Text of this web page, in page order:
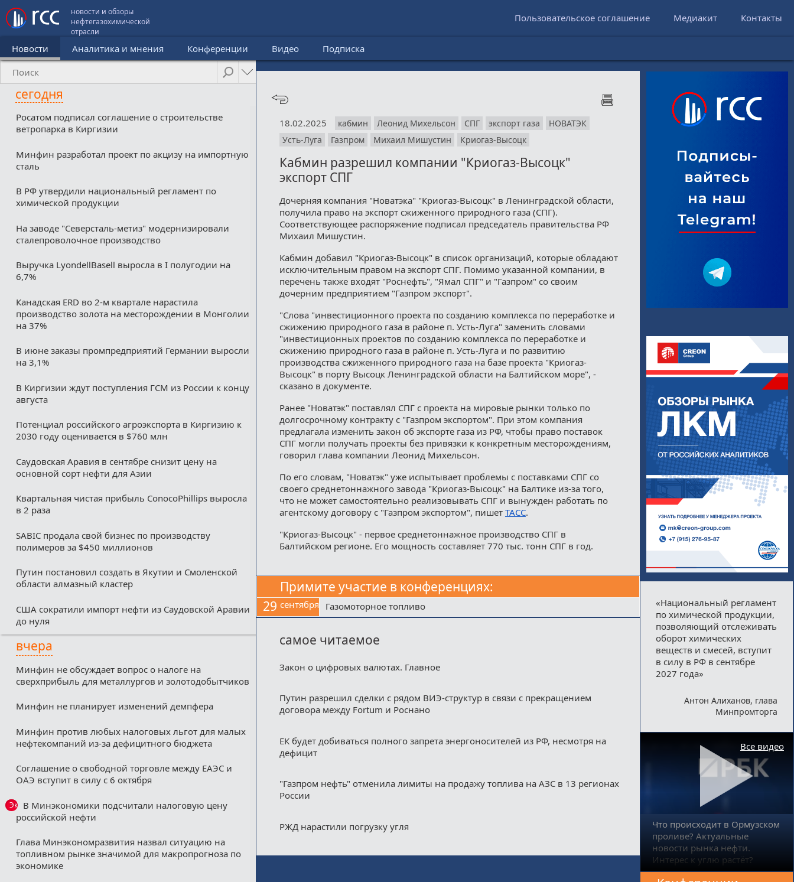
новости и обзоры
нефтегазохимической
отрасли
Пользовательское соглашение Медиакит Контакты
Новости Аналитика и мнения Конференции Видео Подписка
сегодня
Росатом подписал соглашение о строительстве
ветропарка в Киргизии
Минфин разработал проект по акцизу на импортную
сталь
В РФ утвердили национальный регламент по
химической продукции
На заводе "Северсталь-метиз" модернизировали
сталепроволочное производство
Выручка LyondellBasell выросла в I полугодии на
6,7%
Канадская ERD во 2-м квартале нарастила
производство золота на месторождении в Монголии
на 37%
В июне заказы промпредприятий Германии выросли
на 3,1%
В Киргизии ждут поступления ГСМ из России к концу
августа
Потенциал российского агроэкспорта в Киргизию к
2030 году оценивается в $760 млн
Саудовская Аравия в сентябре снизит цену на
основной сорт нефти для Азии
Квартальная чистая прибыль ConocoPhillips выросла
в 2 раза
SABIC продала свой бизнес по производству
полимеров за $450 миллионов
Путин постановил создать в Якутии и Смоленской
области алмазный кластер
США сократили импорт нефти из Саудовской Аравии
до нуля
вчера
Минфин не обсуждает вопрос о налоге на
сверхприбыль для металлургов и золотодобытчиков
Минфин не планирует изменений демпфера
Минфин против любых налоговых льгот для малых
нефтекомпаний из-за дефицитного бюджета
Соглашение о свободной торговле между ЕАЭС и
ОАЭ вступит в силу с 6 октября
Эксклюзив
В Минэкономики подсчитали налоговую цену
российской нефти
Глава Минэкономразвития назвал ситуацию на
топливном рынке значимой для макропрогноза по
экономике
18.02.2025 кабмин Леонид Михельсон СПГ экспорт газа
НОВАТЭК
Усть-Луга
Газпром Михаил Мишустин Криогаз-Высоцк
Кабмин разрешил компании "Криогаз-Высоцк"
экспорт СПГ
Дочерняя компания "Новатэка" "Криогаз-Высоцк" в Ленинградской области,
получила право на экспорт сжиженного природного газа (СПГ).
Соответствующее распоряжение подписал председатель правительства РФ
Михаил Мишустин.
Кабмин добавил "Криогаз-Высоцк" в список организаций, которые обладают
исключительным правом на экспорт СПГ. Помимо указанной компании, в
перечень также входят "Роснефть", "Ямал СПГ" и "Газпром" со своим
дочерним предприятием "Газпром экспорт".
"Слова "инвестиционного проекта по созданию комплекса по переработке и
сжижению природного газа в районе п. Усть-Луга" заменить словами
"инвестиционных проектов по созданию комплекса по переработке и
сжижению природного газа в районе п. Усть-Луга и по развитию
производства сжиженного природного газа на базе проекта "Криогаз-
Высоцк" в порту Высоцк Ленинградской области на Балтийском море", -
сказано в документе.
Ранее "Новатэк" поставлял СПГ с проекта на мировые рынки только по
долгосрочному контракту с "Газпром экспортом". При этом компания
предлагала изменить закон об экспорте газа из РФ, чтобы право поставок
СПГ могли получать проекты без привязки к конкретным месторождениям,
говорил глава компании Леонид Михельсон.
По его словам, "Новатэк" уже испытывает проблемы с поставками СПГ со
своего среднетоннажного завода "Криогаз-Высоцк" на Балтике из-за того,
что не может самостоятельно реализовывать СПГ и вынужден работать по
агентскому договору с "Газпром экспортом", пишет ТАСС.
"Криогаз-Высоцк" - первое среднетоннажное производство СПГ в
Балтийском регионе. Его мощность составляет 770 тыс. тонн СПГ в год.
Примите участие в конференциях:
29 сентября Газомоторное топливо
самое читаемое
Закон о цифровых валютах. Главное
Путин разрешил сделки с рядом ВИЭ-структур в связи с прекращением
договора между Fortum и Роснано
ЕК будет добиваться полного запрета энергоносителей из РФ, несмотря на
дефицит
"Газпром нефть" отменила лимиты на продажу топлива на АЗС в 13 регионах
России
РЖД нарастили погрузку угля
«Национальный регламент
по химической продукции,
позволяющий отслеживать
оборот химических
веществ и смесей, вступит
в силу в РФ в сентябре
2027 года»
Антон Алиханов, глава
Минпромторга
Что происходит в Ормузском
проливе? Актуальные
новости рынка нефти.
Интерес к углю растёт?
Все видео